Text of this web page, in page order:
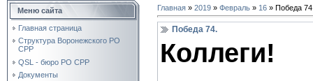
Меню сайта
Главная страница
Структура Воронежского РО
СРР
QSL - бюро РО СРР
Документы
Главная » 2019 » Февраль » 16 » Победа
Победа 74.
Коллеги!